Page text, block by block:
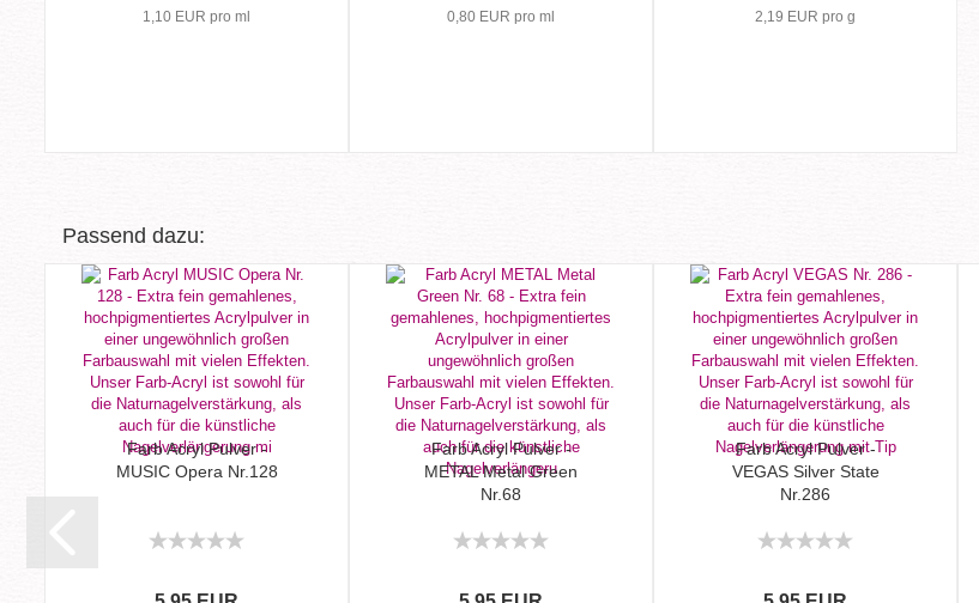
1,10 EUR pro ml 0,80 EUR pro ml 2,19 EUR pro g
Passend dazu:
Farb Acryl Pulver -
MUSIC Opera Nr.128
Farb Acryl Pulver -
METAL Metal Green
Nr.68
Farb Acryl Pulver -
VEGAS Silver State
Nr.286